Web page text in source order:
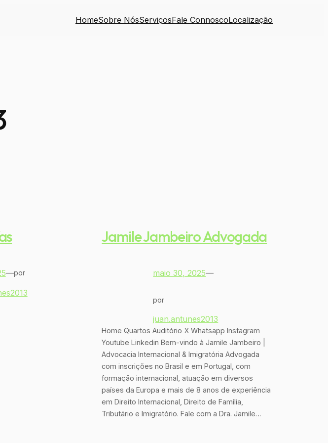
HomeSobre NósServiçosFale ConnoscoLocalização
—por
Jamile Jambeiro Advogada
maio 30, 2025—
por
juan.antunes2013
Home Quartos Auditório X Whatsapp Instagram
Youtube Linkedin Bem-vindo à Jamile Jambeiro |
Advocacia Internacional & Imigratória Advogada
com inscrições no Brasil e em Portugal, com
formação internacional, atuação em diversos
países da Europa e mais de 8 anos de experiência
em Direito Internacional, Direito de Família,
Tributário e Imigratório. Fale com a Dra. Jamile…